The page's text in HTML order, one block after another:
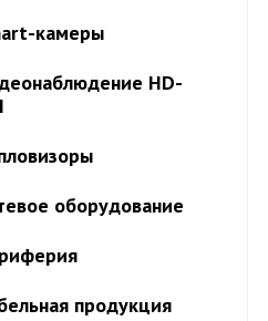
камеры
HD-
оборудование
продукция